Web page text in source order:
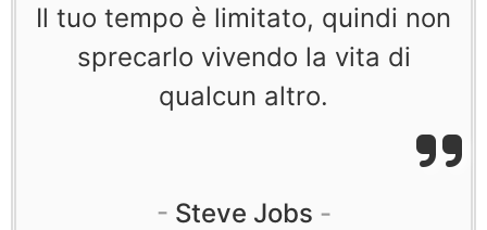
Il tuo tempo è limitato, quindi non
sprecarlo vivendo la vita di
qualcun altro.
Steve Jobs